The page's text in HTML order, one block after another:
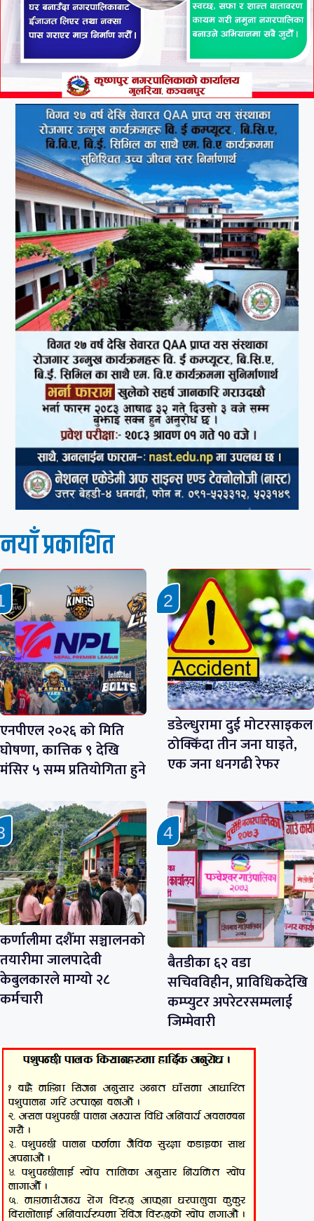
नयाँ प्रकाशित
एनपीएल २०२६ को मिति
घोषणा, कात्तिक ९ देखि
मंसिर ५ सम्म प्रतियोगिता हुने
डडेल्धुरामा दुई मोटरसाइकल
ठोक्किँदा तीन जना घाइते,
एक जना धनगढी रेफर
कर्णालीमा दशैँमा सञ्चालनको
तयारीमा जालपादेवी
केबुलकारले माग्यो २८
कर्मचारी
बैतडीका ६२ वडा
सचिवविहीन, प्राविधिकदेखि
कम्प्युटर अपरेटरसम्मलाई
जिम्मेवारी